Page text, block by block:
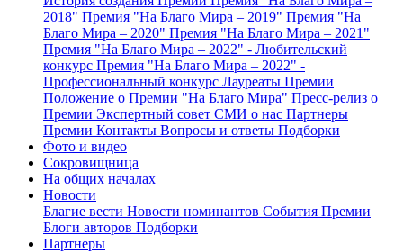
2018" Премия "На Благо Мира – 2019" Премия "На
Благо Мира – 2020" Премия "На Благо Мира – 2021"
Премия "На Благо Мира – 2022" - Любительский
конкурс Премия "На Благо Мира – 2022" -
Профессиональный конкурс Лауреаты Премии
Положение о Премии "На Благо Мира" Пресс-релиз о
Премии Экспертный совет СМИ о нас Партнеры
Премии Контакты Вопросы и ответы Подборки
Фото и видео
Сокровищница
На общих началах
Новости
Благие вести Новости номинантов События Премии
Блоги авторов Подборки
Партнеры